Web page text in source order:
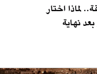
لماذا اختار
نهاية